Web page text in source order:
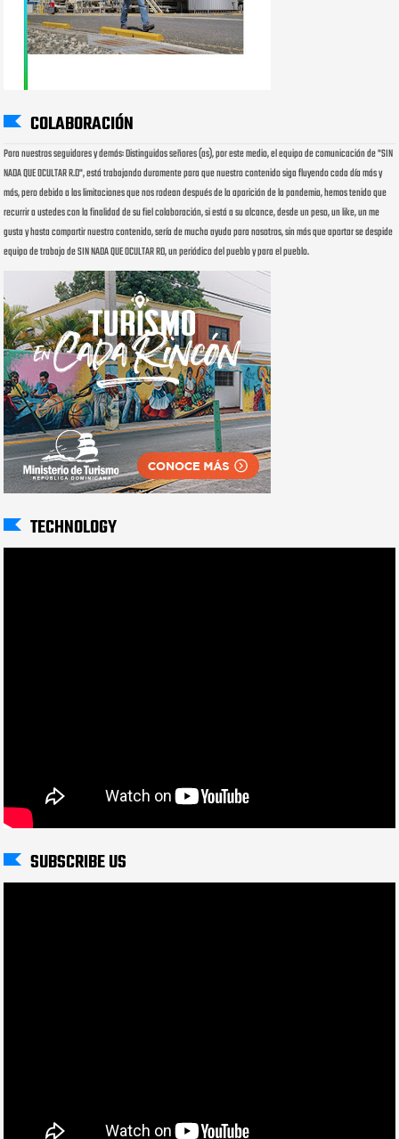
COLABORACIÓN
Para nuestros seguidores y demás: Distinguidos señores (as), por este medio, el equipo de comunicación de "SIN
NADA QUE OCULTAR R.D", está trabajando duramente para que nuestro contenido siga fluyendo cada día más y
más, pero debido a las limitaciones que nos rodean después de la aparición de la pandemia, hemos tenido que
recurrir a ustedes con la finalidad de su fiel colaboración, si está a su alcance, desde un peso, un like, un me
gusta y hasta compartir nuestro contenido, sería de mucha ayuda para nosotros, sin más que aportar se despide
equipo de trabajo de SIN NADA QUE OCULTAR RD, un periódico del pueblo y para el pueblo.
TECHNOLOGY
SUBSCRIBE US